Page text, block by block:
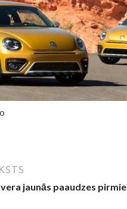
jaunās paaudzes pirmie